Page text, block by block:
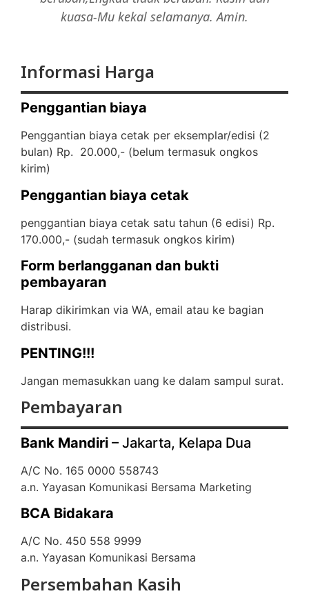
kuasa-Mu kekal selamanya. Amin.
Informasi Harga
Penggantian biaya
Penggantian biaya cetak per eksemplar/edisi (2
bulan) Rp. 20.000,- (belum termasuk ongkos
kirim)
Penggantian biaya cetak
penggantian biaya cetak satu tahun (6 edisi) Rp.
170.000,- (sudah termasuk ongkos kirim)
Form berlangganan dan bukti
pembayaran
Harap dikirimkan via WA, email atau ke bagian
distribusi.
PENTING!!!
Jangan memasukkan uang ke dalam sampul surat.
Pembayaran
Bank Mandiri – Jakarta, Kelapa Dua
A/C No. 165 0000 558743
a.n. Yayasan Komunikasi Bersama Marketing
BCA Bidakara
A/C No. 450 558 9999
a.n. Yayasan Komunikasi Bersama
Persembahan Kasih